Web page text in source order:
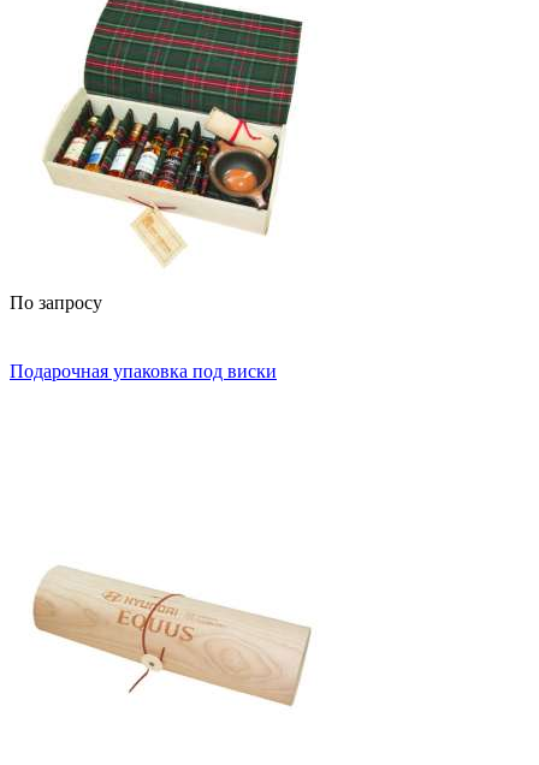
По запросу
Подарочная упаковка под виски